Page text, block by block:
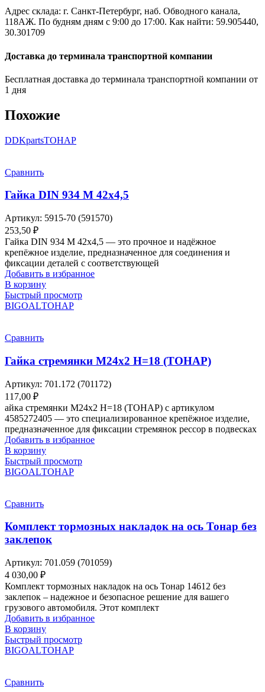
Адрес склада: г. Санкт-Петербург, наб. Обводного канала,
118АЖ. По будням дням с 9:00 до 17:00. Как найти: 59.905440,
30.301709
Доставка до терминала транспортной компании
Бесплатная доставка до терминала транспортной компании от
1 дня
Похожие
DDKpartsТОНАР
Сравнить
Гайка DIN 934 М 42х4,5
Артикул: 5915-70 (591570)
253,50 ₽
Гайка DIN 934 М 42х4,5 — это прочное и надёжное
крепёжное изделие, предназначенное для соединения и
фиксации деталей с соответствующей
Добавить в избранное
В корзину
Быстрый просмотр
BIGOALТОНАР
Сравнить
Гайка стремянки М24х2 H=18 (ТОНАР)
Артикул: 701.172 (701172)
117,00 ₽
айка стремянки М24х2 H=18 (ТОНАР) с артикулом
4585272405 — это специализированное крепёжное изделие,
предназначенное для фиксации стремянок рессор в подвесках
Добавить в избранное
В корзину
Быстрый просмотр
BIGOALТОНАР
Сравнить
Комплект тормозных накладок на ось Тонар без
заклепок
Артикул: 701.059 (701059)
4 030,00 ₽
Комплект тормозных накладок на ось Тонар 14612 без
заклепок – надежное и безопасное решение для вашего
грузового автомобиля. Этот комплект
Добавить в избранное
В корзину
Быстрый просмотр
BIGOALТОНАР
Сравнить